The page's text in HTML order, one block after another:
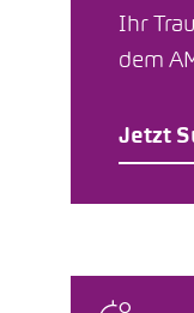
Ihr
dem
Jetzt